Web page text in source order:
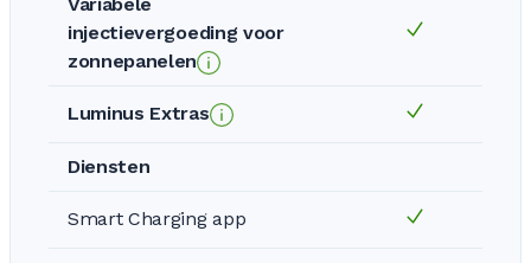
injectievergoeding voor
zonnepanelen
Luminus Extras
Diensten
Smart Charging app